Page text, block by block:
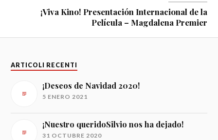
¡Viva Kino! Presentación Internacional de la
Película – Magdalena Premier
ARTICOLI RECENTI
¡Deseos de Navidad 2020!
5 ENERO 2021
¡Nuestro queridoSilvio nos ha dejado!
31 OCTUBRE 2020